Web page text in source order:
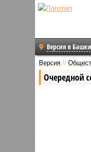
Версия в
Версия //
Очередной